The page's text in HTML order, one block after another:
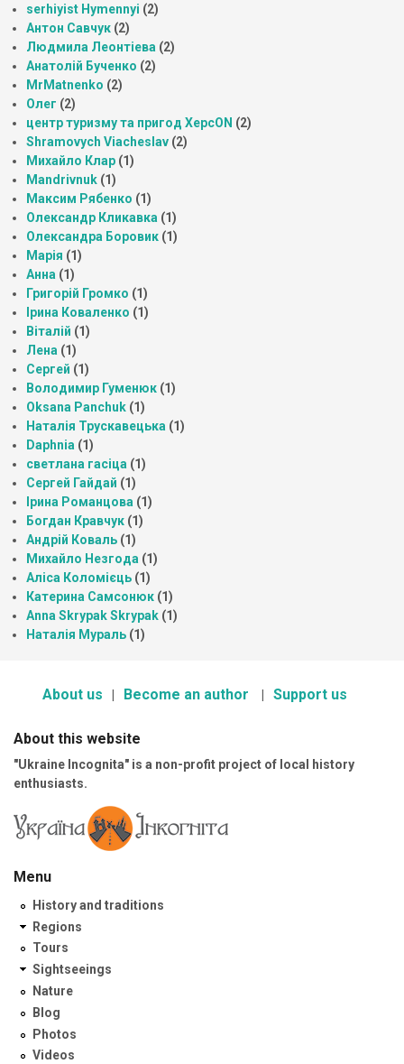
serhiyist Hymennyi (2)
Антон Савчук (2)
Людмила Леонтіева (2)
Анатолій Бученко (2)
MrMatnenko (2)
Олег (2)
центр туризму та пригод ХерсON (2)
Shramovych Viacheslav (2)
Михайло Клар (1)
Mandrivnuk (1)
Максим Рябенко (1)
Олександр Кликавка (1)
Олександра Боровик (1)
Марія (1)
Анна (1)
Григорій Громко (1)
Ірина Коваленко (1)
Віталій (1)
Лена (1)
Сергей (1)
Володимир Гуменюк (1)
Oksana Panchuk (1)
Наталія Трускавецька (1)
Daphnia (1)
светлана гасіца (1)
Сергей Гайдай (1)
Ірина Романцова (1)
Богдан Кравчук (1)
Андрій Коваль (1)
Михайло Незгода (1)
Аліса Коломієць (1)
Катерина Самсонюк (1)
Anna Skrypak Skrypak (1)
Наталія Мураль (1)
About us Become an author Support us
About this website
"Ukraine Incognita" is a non-profit project of local history
enthusiasts.
Menu
History and traditions
Regions
Tours
Sightseeings
Nature
Blog
Photos
Videos